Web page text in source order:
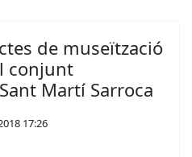
de museïtzació
conjunt
Martí Sarroca
17:26